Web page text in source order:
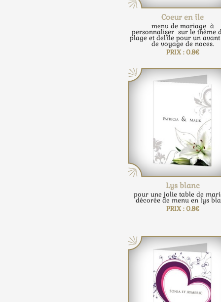
Coeur en île
menu de mariage à
personnaliser sur le thème
plage et del'île pour un
de voyage de noces.
PRIX : 0.8€
Lys blanc
pour une jolie table de
décorée de menu en lys
PRIX : 0.8€